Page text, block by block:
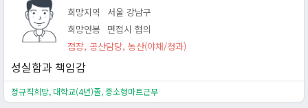
희망지역
서울 강남구
희망연봉
면접시 협의
점장, 공산담당, 농산(야채/청과)
성실함과 책임감
정규직희망, 대학교(4년)졸, 중소형마트근무